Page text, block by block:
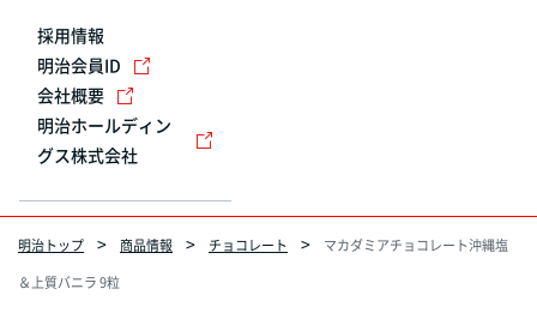
採用情報
明治会員ID
会社概要
明治ホールディン
グス株式会社
明治トップ 商品情報 チョコレート
マカダミアチョコレート沖縄塩
＆上質バニラ 9粒